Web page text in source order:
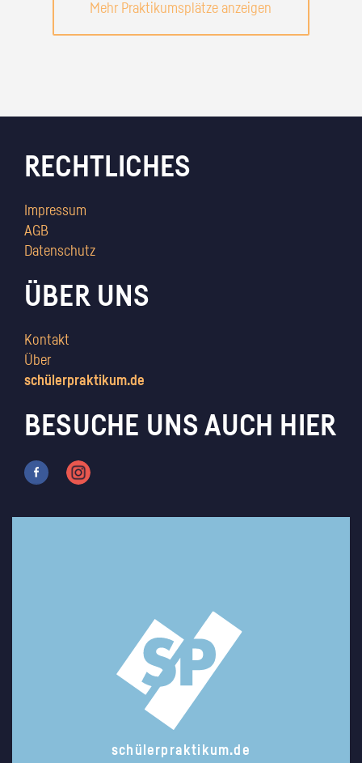
Mehr Praktikumsplätze anzeigen
RECHTLICHES
Impressum
AGB
Datenschutz
ÜBER UNS
Kontakt
Über
schülerpraktikum.de
BESUCHE UNS AUCH HIER
schülerpraktikum.de